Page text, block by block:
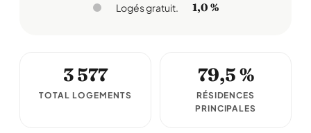
Logés gratuit. 1,0 %
3 577
TOTAL LOGEMENTS
79,5 %
RÉSIDENCES
PRINCIPALES